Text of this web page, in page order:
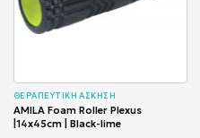
ΘΕΡΑΠΕΥΤΙΚΗ ΑΣΚΗΣΗ
AMILA Foam Roller Plexus
|14x45cm | Black-lime